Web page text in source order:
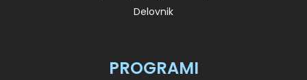
Delovnik
PROGRAMI